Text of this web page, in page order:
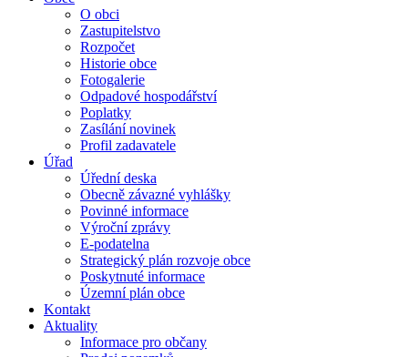
O obci
Zastupitelstvo
Rozpočet
Historie obce
Fotogalerie
Odpadové hospodářství
Poplatky
Zasílání novinek
Profil zadavatele
Úřad
Úřední deska
Obecně závazné vyhlášky
Povinné informace
Výroční zprávy
E-podatelna
Strategický plán rozvoje obce
Poskytnuté informace
Územní plán obce
Kontakt
Aktuality
Informace pro občany